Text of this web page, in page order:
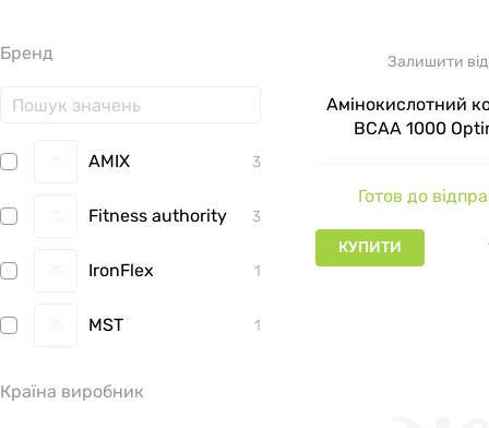
Бренд
AMIX 3
Fitness authority 3
IronFlex 1
MST 1
Now Foods
Країна виробник
Залишити
Амінокислотний
BCAA 1000
Готов до
КУПИТИ